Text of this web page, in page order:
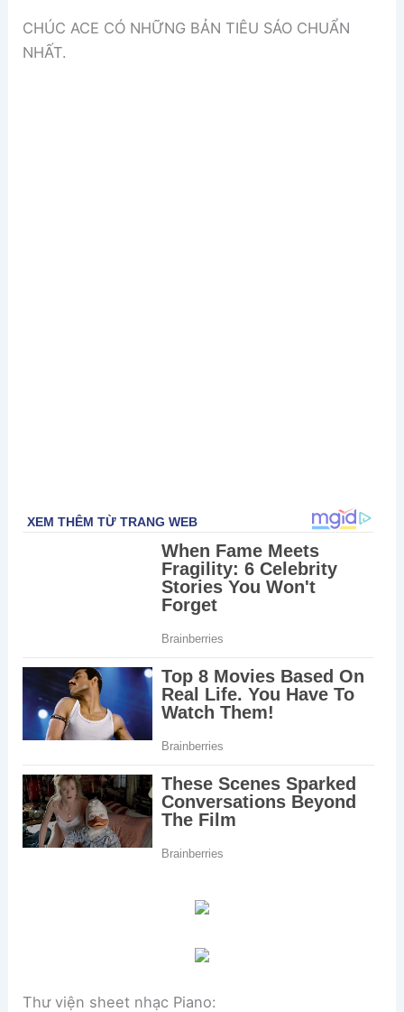
CHÚC ACE CÓ NHỮNG BẢN TIÊU SÁO CHUẨN
NHẤT.
Thư viện sheet nhạc Piano: